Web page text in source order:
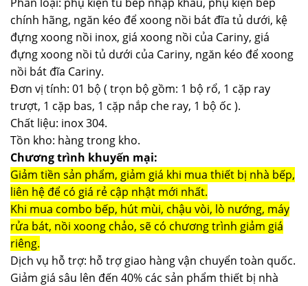
chính hãng, ngăn kéo để xoong nồi bát đĩa tủ dưới, kệ
đựng xoong nồi inox, giá xoong nồi của Cariny, giá
đựng xoong nồi tủ dưới của Cariny, ngăn kéo để xoong
nồi bát đĩa Cariny.
Đơn vị tính: 01 bộ ( trọn bộ gồm: 1 bộ rổ, 1 cặp ray
trượt, 1 cặp bas, 1 cặp nắp che ray, 1 bộ ốc ).
Chất liệu: inox 304.
Tồn kho: hàng trong kho.
Chương trình khuyến mại:
Giảm tiền sản phẩm, giảm giá khi mua thiết bị nhà bếp,
liên hệ để có giá rẻ cập nhật mới nhất.
Khi mua combo bếp, hút mùi, chậu vòi, lò nướng, máy
rửa bát, nồi xoong chảo, sẽ có chương trình giảm giá
riêng.
Dịch vụ hỗ trợ: hỗ trợ giao hàng vận chuyển toàn quốc.
Giảm giá sâu lên đến 40% các sản phẩm thiết bị nhà